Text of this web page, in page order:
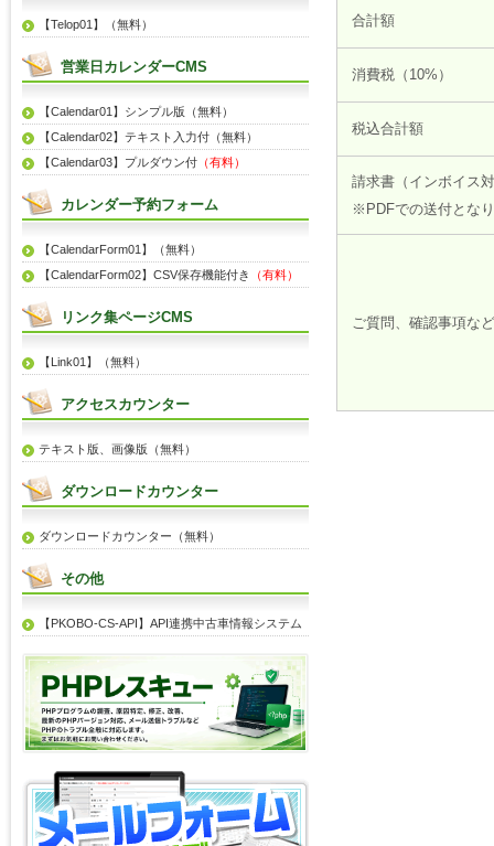
合計額
消費税（10%）
税込合計額
請求書（インボイス
※PDFでの送付とな
ご質問、確認事項など
【Telop01】（無料）
営業日カレンダーCMS
【Calendar01】シンプル版（無料）
【Calendar02】テキスト入力付（無料）
【Calendar03】プルダウン付 （有料）
カレンダー予約フォーム
【CalendarForm01】（無料）
【CalendarForm02】CSV保存機能付き
（有料）
リンク集ページCMS
【Link01】（無料）
アクセスカウンター
テキスト版、画像版（無料）
ダウンロードカウンター
ダウンロードカウンター（無料）
その他
【PKOBO-CS-API】API連携中古車情報システム